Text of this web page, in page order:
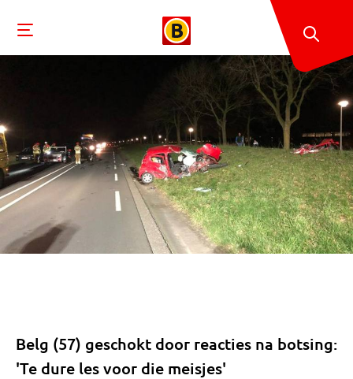
Belg (57) geschokt door reacties na botsing:
'Te dure les voor die meisjes'